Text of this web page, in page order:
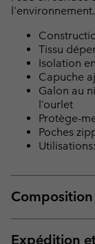
l'environnement.
Tissu
Isolation
Capuche
Galon au
l’ourlet
Protège-
Poches
Composition
Expédition